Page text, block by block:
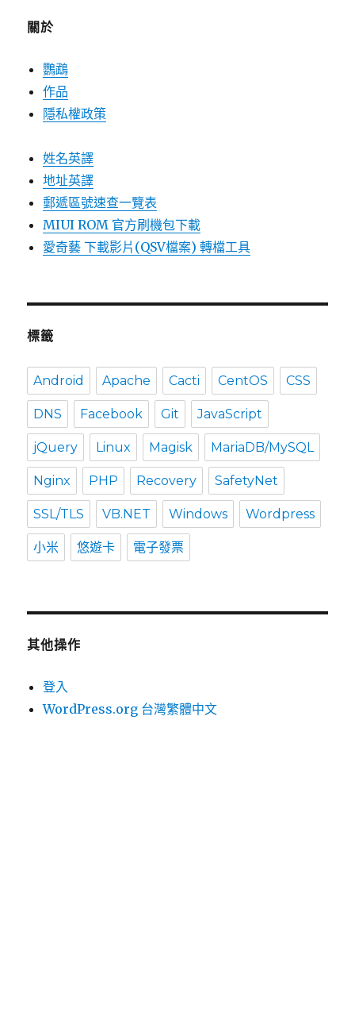
關於
鸚鵡
作品
隱私權政策
姓名英譯
地址英譯
郵遞區號速查一覽表
MIUI ROM 官方刷機包下載
愛奇藝 下載影片(QSV檔案) 轉檔工具
標籤
Android Apache Cacti CentOS CSS
DNS Facebook Git JavaScript
jQuery Linux Magisk MariaDB/MySQL
Nginx PHP Recovery SafetyNet
SSL/TLS VB.NET Windows Wordpress
小米 悠遊卡 電子發票
其他操作
登入
WordPress.org 台灣繁體中文